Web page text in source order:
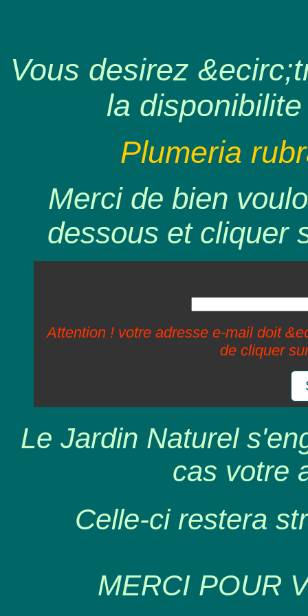
Vous desirez
la
Plumeria
Merci de bien
dessous et cliquer
Attention ! votre adresse e-mail doit
de cliquer
Le Jardin Naturel
cas votre
Celle-ci restera
MERCI POUR